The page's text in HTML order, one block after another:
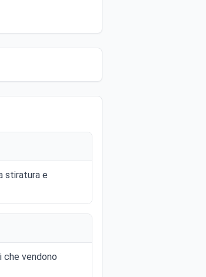
stiratura e
che vendono